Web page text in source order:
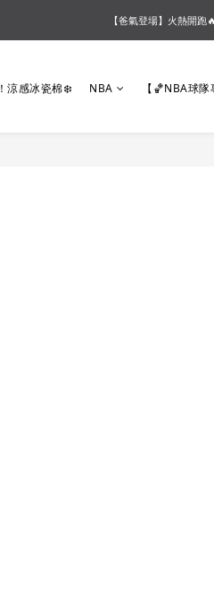
【夏末OUTLET】專區全面5
【夏末OUTLET】專區全面5
涼感冰瓷棉❄️ NBA 【🏀NBA球隊